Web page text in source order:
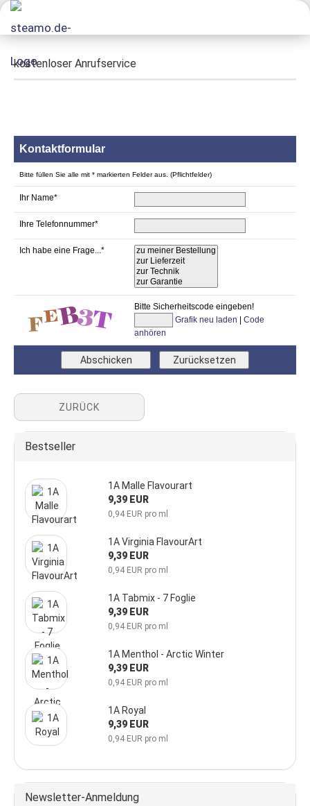
kostenloser Anrufservice
Kontaktformular
Bitte füllen Sie alle mit * markierten Felder aus. (Pflichtfelder)
Ihr Name*
Ihre Telefonnummer*
Ich habe eine Frage...*
Bitte Sicherheitscode eingeben!
Grafik neu laden
Code
anhören
ZURÜCK
Bestseller
1A Malle Flavourart
9,39 EUR
0,94 EUR pro ml
1A Virginia FlavourArt
9,39 EUR
0,94 EUR pro ml
1A Tabmix - 7 Foglie
9,39 EUR
0,94 EUR pro ml
1A Menthol - Arctic Winter
9,39 EUR
0,94 EUR pro ml
1A Royal
9,39 EUR
0,94 EUR pro ml
Newsletter-Anmeldung